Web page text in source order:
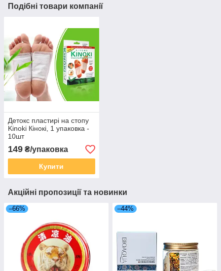
Подібні товари компанії
Детокс пластирі на стопу
Kinoki Кінокі, 1 упаковка -
10шт
149 ₴/упаковка
Купити
Акційні пропозиції та новинки
–66% –44%